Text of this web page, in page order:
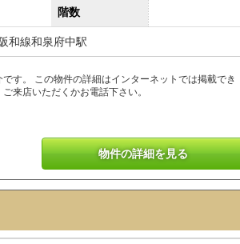
階数
和線和泉府中駅
す。 この物件の詳細はインターネットでは掲載でき
来店いただくかお電話下さい。
物件の詳細を見る